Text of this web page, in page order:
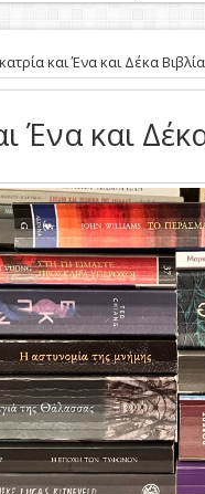
και Ένα και Δέκα
Ένα και